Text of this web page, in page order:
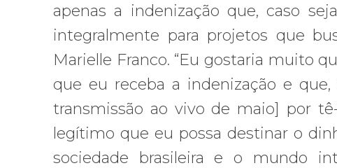
apenas a indenização que, caso
integralmente para projetos que
Marielle Franco. “Eu gostaria muito
que eu receba a indenização e
transmissão ao vivo de maio] por
legítimo que eu possa destinar o
sociedade brasileira e o mundo